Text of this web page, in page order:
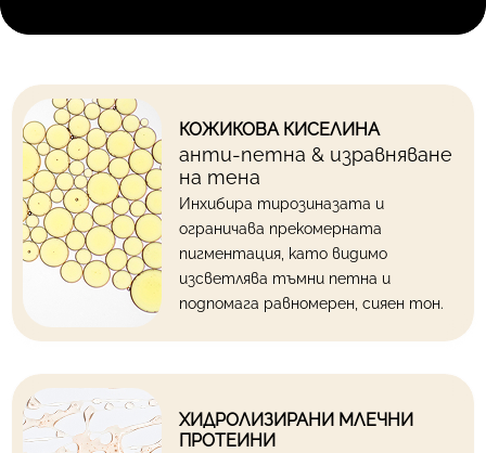
КОЖИКОВА КИСЕЛИНА
анти-петна & изравняване
на тена
Инхибира тирозиназата и
ограничава прекомерната
пигментация, като видимо
изсветлява тъмни петна и
подпомага равномерен, сияен тон.
ХИДРОЛИЗИРАНИ МЛЕЧНИ
ПРОТЕИНИ